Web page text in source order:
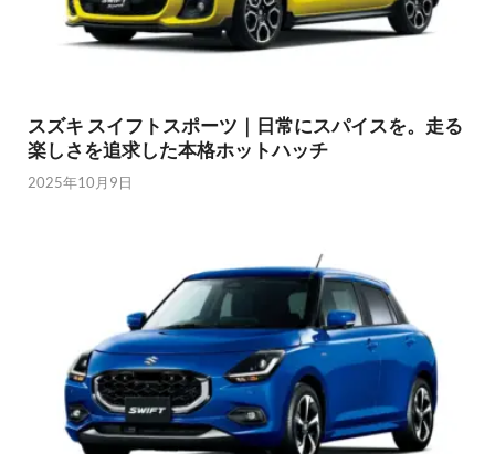
スズキ スイフトスポーツ｜日常にスパイスを。走る
楽しさを追求した本格ホットハッチ
2025年10月9日